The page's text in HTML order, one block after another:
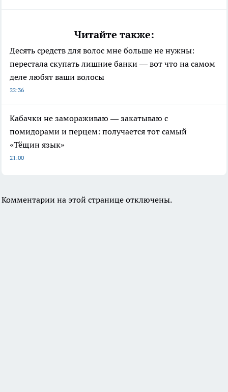
Читайте также:
Десять средств для волос мне больше не нужны:
перестала скупать лишние банки — вот что на самом
деле любят ваши волосы
22:36
Кабачки не замораживаю — закатываю с
помидорами и перцем: получается тот самый
«Тёщин язык»
21:00
Комментарии на этой странице отключены.